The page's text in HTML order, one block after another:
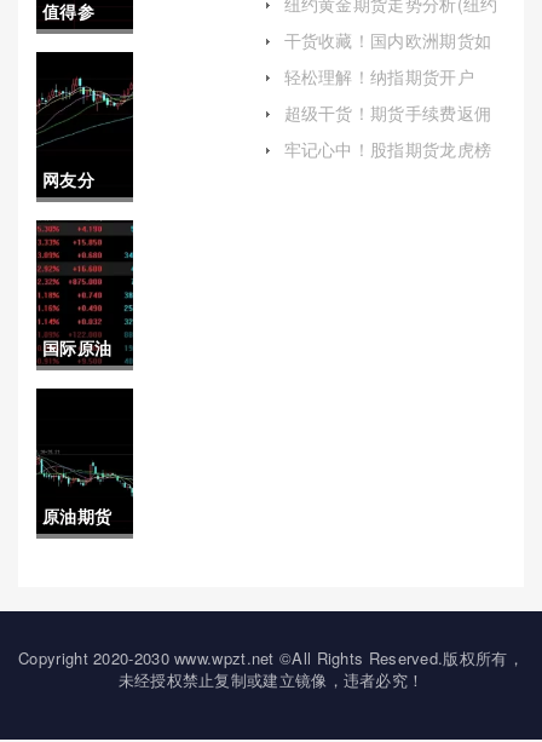
值得参
考！杭州
黄金期货
开户(制定
合理的交
易策略)
网友分
享！上海
黄金交易
市场：中
国金融市
明珠
国际原油
年k线(国
图走势)
原油期货
着什么(原
油期货上
黄金期货走势分析最新)
干货收藏！国内欧洲期货如
何开户（了解相关的交易规
则和风险提示）
轻松理解！纳指期货开户
网：全面解析与指南
超级干货！期货手续费返佣
多吗(根据投资者的资金量和
交易量来商定)
牢记心中！股指期货龙虎榜
Copyright 2020-2030 www.wpzt.net ©All Rights Reserved.版权所有，
未经授权禁止复制或建立镜像，违者必究！